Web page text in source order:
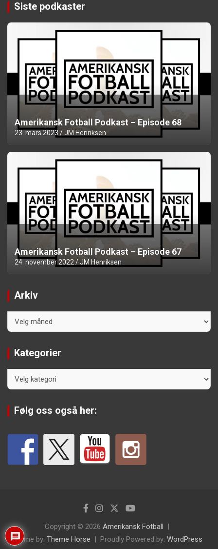
Siste podkaster
Amerikansk Fotball Podkast – Episode 68
23. mars 2023 JM Henriksen
Amerikansk Fotball Podkast – Episode 67
24. november 2022 JM Henriksen
Arkiv
Kategorier
Følg oss også her:
Copyright © 2026 Amerikansk Fotball
Theme by: Theme Horse Proudly Powered by: WordPress